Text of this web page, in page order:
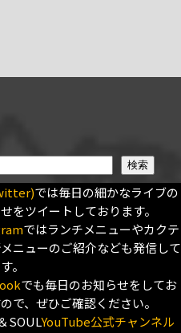
検索
では毎日の細かなライブの
をツイートしております。
ではランチメニューやカクテ
ニューのご紹介なども発信して
。
でも毎日のお知らせをしてお
で、ぜひご確認ください。
SOULYouTube公式チャンネル